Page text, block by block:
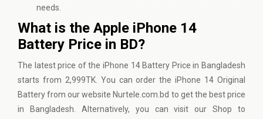
needs.
What is the Apple iPhone 14
Battery Price in BD?
The latest price of the iPhone 14 Battery Price in Bangladesh
starts from 2,999TK. You can order the iPhone 14 Original
Battery from our website Nurtele.com.bd to get the best price
in Bangladesh. Alternatively, you can visit our Shop to